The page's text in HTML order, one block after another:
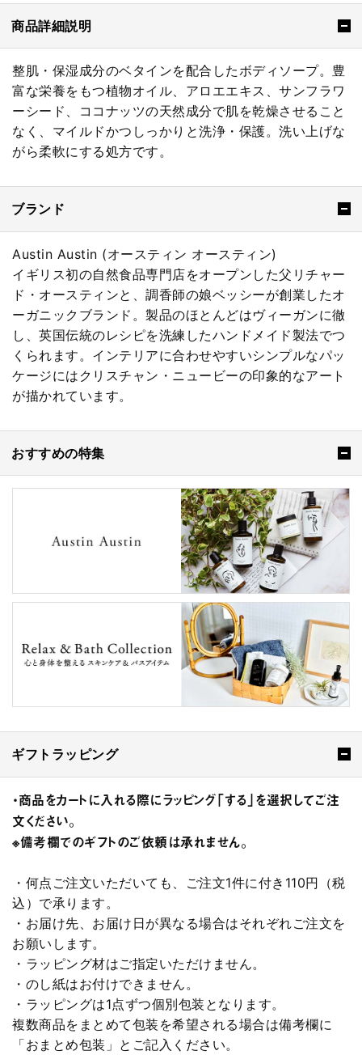
商品詳細説明
整肌・保湿成分のベタインを配合したボディソープ。豊
富な栄養をもつ植物オイル、アロエエキス、サンフラワ
ーシード、ココナッツの天然成分で肌を乾燥させること
なく、マイルドかつしっかりと洗浄・保護。洗い上げな
がら柔軟にする処方です。
ブランド
Austin Austin (オースティン オースティン)
イギリス初の自然食品専門店をオープンした父リチャー
ド・オースティンと、調香師の娘ベッシーが創業したオ
ーガニックブランド。製品のほとんどはヴィーガンに徹
し、英国伝統のレシピを洗練したハンドメイド製法でつ
くられます。インテリアに合わせやすいシンプルなパッ
ケージにはクリスチャン・ニュービーの印象的なアート
が描かれています。
おすすめの特集
ギフトラッピング
・商品をカートに入れる際にラッピング「する」を選択してご注
文ください。
※備考欄でのギフトのご依頼は承れません。
・何点ご注文いただいても、ご注文1件に付き110円（税
込）で承ります。
・お届け先、お届け日が異なる場合はそれぞれご注文を
お願いします。
・ラッピング材はご指定いただけません。
・のし紙はお付けできません。
・ラッピングは1点ずつ個別包装となります。
複数商品をまとめて包装を希望される場合は備考欄に
「おまとめ包装」とご記入ください。